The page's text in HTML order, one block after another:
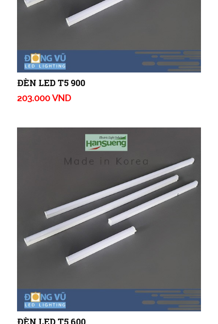
ĐÈN LED T5 900
203.000 VND
ĐÈN LED T5 600